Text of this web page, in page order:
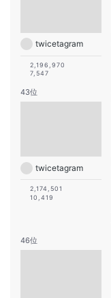
twicetagram
2,196,970
7,547
43位
twicetagram
2,174,501
10,419
46位